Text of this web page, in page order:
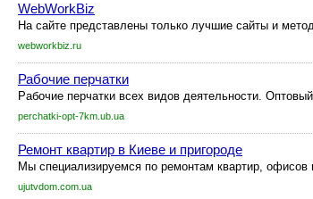
WebWorkBiz
На сайте представлены только лучшие сайты и
webworkbiz.ru
Рабочие перчатки
Рабочие перчатки всех видов деятельности.
perchatki-opt-7km.ub.ua
Ремонт квартир в Киеве и пригороде
Мы специализируемся по ремонтам квартир,
ujutvdom.com.ua